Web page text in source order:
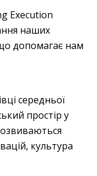
Execution
наших
допомагає нам
середньої
простір у
культура